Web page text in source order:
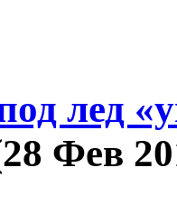
лед
Фев